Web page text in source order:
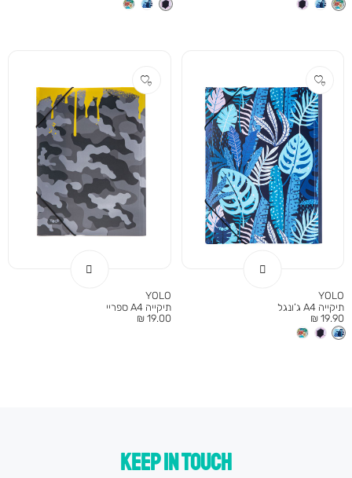
YOLO
תיקייה A4 ג’ונגל
מחיר
מוצר
19.90 ₪
YOLO
תיקייה A4 ספריי
מחיר
19.00 ₪
KEEP IN TOUCH